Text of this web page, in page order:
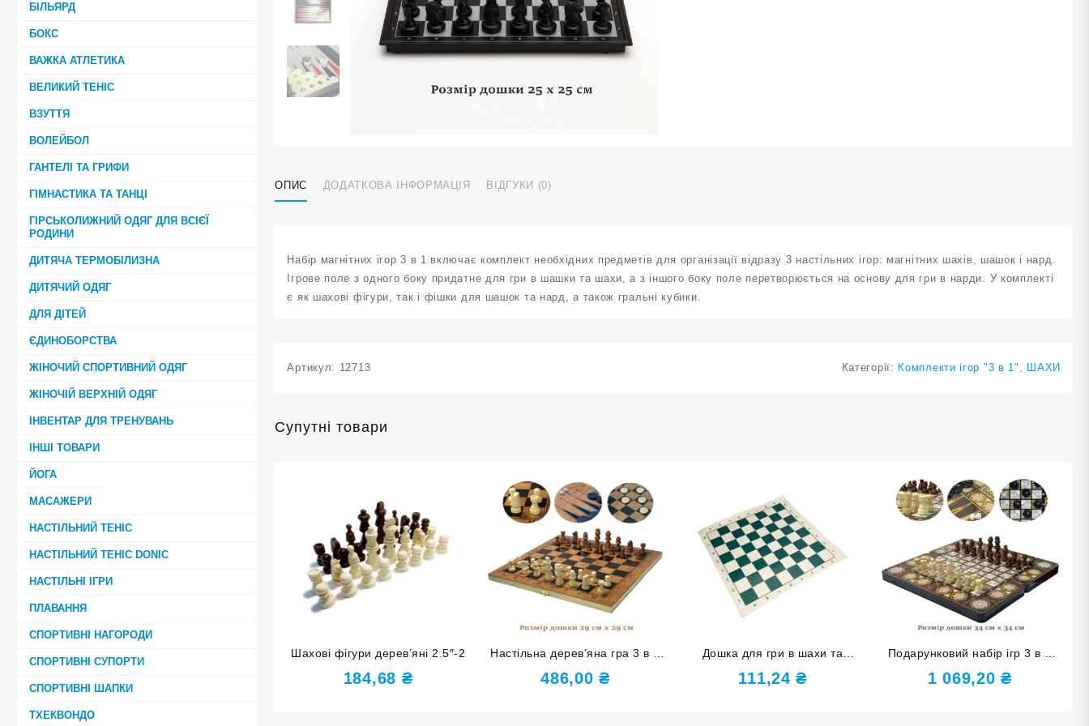
БІЛЬЯРД
БОКС
ВАЖКА АТЛЕТИКА
ВЕЛИКИЙ ТЕНІС
ВЗУТТЯ
ВОЛЕЙБОЛ
ГАНТЕЛІ ТА ГРИФИ
ГІМНАСТИКА ТА ТАНЦІ
ГІРСЬКОЛИЖНИЙ ОДЯГ ДЛЯ ВСІЄЇ
РОДИНИ
ДИТЯЧА ТЕРМОБІЛИЗНА
ДИТЯЧИЙ ОДЯГ
ДЛЯ ДІТЕЙ
ЄДИНОБОРСТВА
ЖІНОЧИЙ СПОРТИВНИЙ ОДЯГ
ЖІНОЧІЙ ВЕРХНІЙ ОДЯГ
ІНВЕНТАР ДЛЯ ТРЕНУВАНЬ
ІНШІ ТОВАРИ
ЙОГА
МАСАЖЕРИ
НАСТІЛЬНИЙ ТЕНІС
НАСТІЛЬНИЙ ТЕНІС DONIC
НАСТІЛЬНІ ІГРИ
ПЛАВАННЯ
СПОРТИВНІ НАГОРОДИ
СПОРТИВНІ СУПОРТИ
СПОРТИВНІ ШАПКИ
ТХЕКВОНДО
ОПИС ДОДАТКОВА ІНФОРМАЦІЯ ВІДГУКИ (0)
Набір магнітних ігор 3 в 1 включає комплект необхідних предметів для організації відразу 3 настільних ігор: магнітних шахів, шашок і нард.
Ігрове поле з одного боку придатне для гри в шашки та шахи, а з іншого боку поле перетворюється на основу для гри в нарди. У комплекті
є як шахові фігури, так і фішки для шашок та нард, а також гральні кубики.
Артикул: 12713 Категорії: Комплекти ігор "3 в 1" , ШАХИ
Супутні товари
Шахові фігури дерев’яні 2.5″-2
184,68 ₴
Настільна дерев’яна гра 3 в 1
дошка 29х29 G29
486,00₴
Дошка для гри в шахи та
шашки вінілова 35х35 см P-
3838
111,24₴
Подарунковий набір ігр 3 в 1
Kaleidoscope black 34х34 G-
1207-C
1 069,20₴